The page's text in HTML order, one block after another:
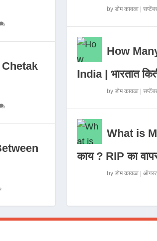
by डोम कावळा|
How
India | भारतात
by डोम कावळा|
What is
काय ? RIP का
by डोम कावळा|